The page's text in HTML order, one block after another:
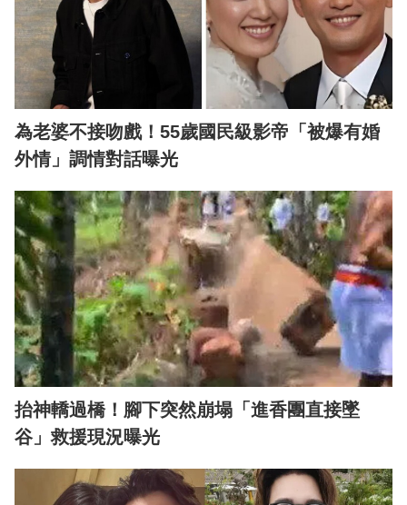
為老婆不接吻戲！55歲國民級影帝「被爆有婚
外情」調情對話曝光
抬神轎過橋！腳下突然崩塌「進香團直接墜
谷」救援現況曝光